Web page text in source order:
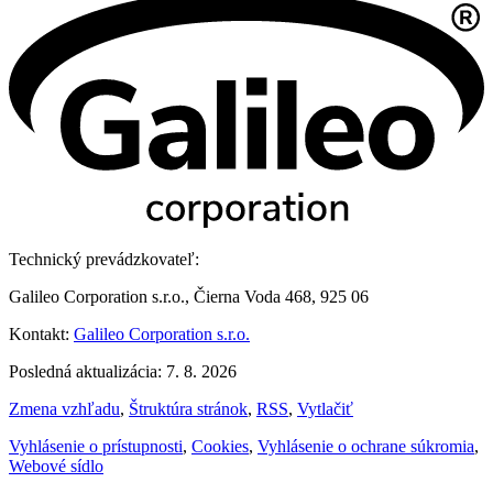
Technický prevádzkovateľ:
Galileo Corporation s.r.o., Čierna Voda 468, 925 06
Kontakt: Galileo Corporation s.r.o.
Posledná aktualizácia: 7. 8. 2026
Zmena vzhľadu, Štruktúra stránok, RSS, Vytlačiť
Vyhlásenie o prístupnosti, Cookies, Vyhlásenie o ochrane súkromia,
Webové sídlo